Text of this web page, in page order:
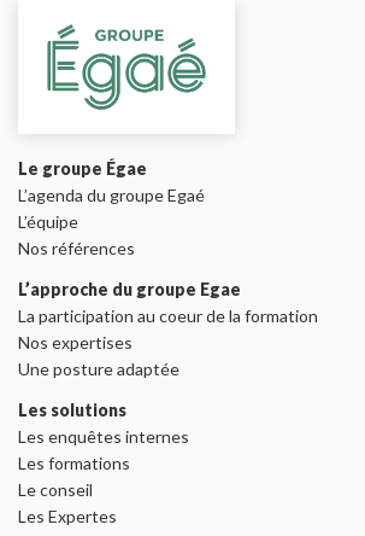
Le groupe Égae
L’agenda du groupe Egaé
L’équipe
Nos références
L’approche du groupe Egae
La participation au coeur de la formation
Nos expertises
Une posture adaptée
Les solutions
Les enquêtes internes
Les formations
Le conseil
Les Expertes